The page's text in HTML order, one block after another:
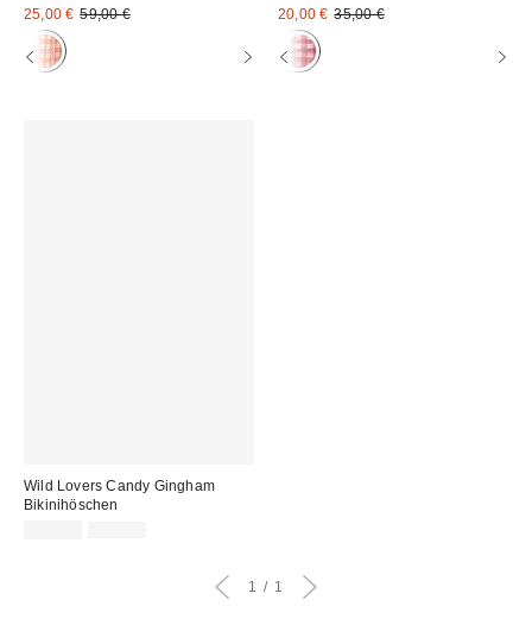
Sale
Preis:
25,00 € Original
59,00 €
Sale
Preis:
20,00 € Original
35,00 €
Wild Lovers Candy Gingham
Bikinihöschen
1 1